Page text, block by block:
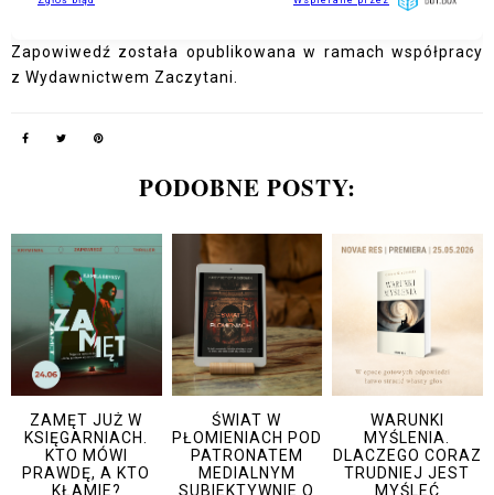
Zapowiwedź została opublikowana w ramach współpracy
z Wydawnictwem Zaczytani.
PODOBNE POSTY:
ZAMĘT JUŻ W
KSIĘGARNIACH.
KTO MÓWI
PRAWDĘ, A KTO
KŁAMIE?
ŚWIAT W
PŁOMIENIACH POD
PATRONATEM
MEDIALNYM
SUBIEKTYWNIE O
WARUNKI
MYŚLENIA.
DLACZEGO CORAZ
TRUDNIEJ JEST
MYŚLEĆ